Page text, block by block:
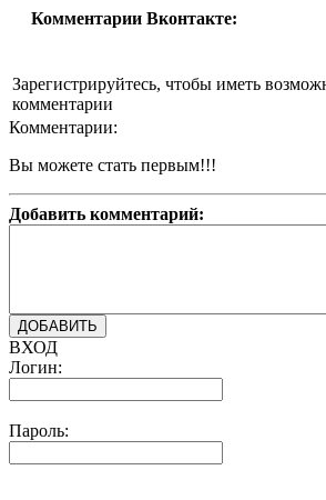
Комментарии Вконтакте:
Зарегистрируйтесь, чтобы иметь
комментарии
Комментарии:
Вы можете стать первым!!!
Добавить комментарий:
ВХОД
Логин:
Пароль: